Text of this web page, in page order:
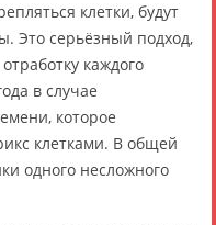
клетки, будут
Это серьёзный подход,
каждого
в случае
которое
клетками. В общей
одного несложного